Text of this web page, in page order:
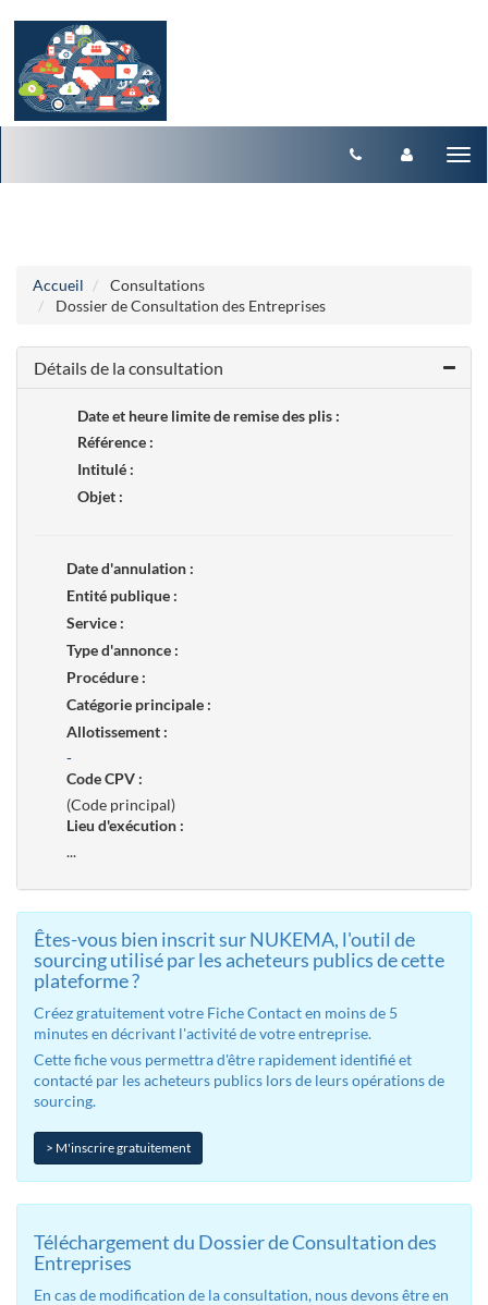
Accueil
Consultations
Dossier de Consultation des Entreprises
Détails de la consultation
Date et heure limite de remise des plis :
Référence :
Intitulé :
Objet :
Date d'annulation :
Entité publique :
Service :
Type d'annonce :
Procédure :
Catégorie principale :
Allotissement :
-
Code CPV :
(Code principal)
Lieu d'exécution :
...
Êtes-vous bien inscrit sur NUKEMA, l'outil de
sourcing utilisé par les acheteurs publics de cette
plateforme ?
Créez gratuitement votre Fiche Contact en moins de 5
minutes en décrivant l'activité de votre entreprise.
Cette fiche vous permettra d'être rapidement identifié et
contacté par les acheteurs publics lors de leurs opérations de
sourcing.
> M'inscrire gratuitement
Téléchargement du Dossier de Consultation des
Entreprises
En cas de modification de la consultation, nous devons être en